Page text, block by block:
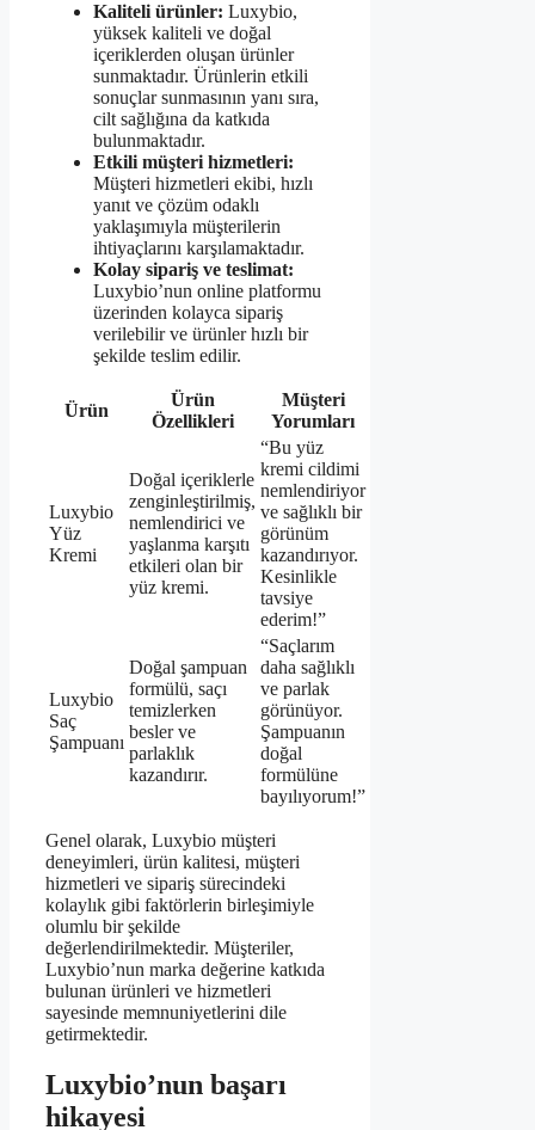
Kaliteli ürünler: Luxybio,
yüksek kaliteli ve doğal
içeriklerden oluşan ürünler
sunmaktadır. Ürünlerin etkili
sonuçlar sunmasının yanı sıra,
cilt sağlığına da katkıda
bulunmaktadır.
Etkili müşteri hizmetleri:
Müşteri hizmetleri ekibi, hızlı
yanıt ve çözüm odaklı
yaklaşımıyla müşterilerin
ihtiyaçlarını karşılamaktadır.
Kolay sipariş ve teslimat:
Luxybio’nun online platformu
üzerinden kolayca sipariş
verilebilir ve ürünler hızlı bir
şekilde teslim edilir.
Ürün
Ürün
Özellikleri
Müşteri
Yorumları
Luxybio
Yüz
Kremi
Doğal içeriklerle
zenginleştirilmiş,
nemlendirici ve
yaşlanma karşıtı
etkileri olan bir
yüz kremi.
“Bu yüz
kremi cildimi
nemlendiriyor
ve sağlıklı bir
görünüm
kazandırıyor.
Kesinlikle
tavsiye
ederim!”
Luxybio
Saç
Şampuanı
Doğal şampuan
formülü, saçı
temizlerken
besler ve
parlaklık
kazandırır.
“Saçlarım
daha sağlıklı
ve parlak
görünüyor.
Şampuanın
doğal
formülüne
bayılıyorum!”
Genel olarak, Luxybio müşteri
deneyimleri, ürün kalitesi, müşteri
hizmetleri ve sipariş sürecindeki
kolaylık gibi faktörlerin birleşimiyle
olumlu bir şekilde
değerlendirilmektedir. Müşteriler,
Luxybio’nun marka değerine katkıda
bulunan ürünleri ve hizmetleri
sayesinde memnuniyetlerini dile
getirmektedir.
Luxybio’nun başarı
hikayesi